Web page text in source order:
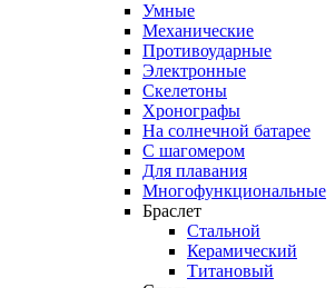
Умные
Механические
Противоударные
Электронные
Скелетоны
Хронографы
На солнечной батарее
С шагомером
Для плавания
Многофункциональные
Браслет
Стальной
Керамический
Титановый